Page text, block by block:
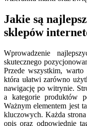
Jakie są
sklepów
Wprowadzenie
skutecznego
Przede wszystkim, warto
która ułatwi zarówno
nawigację po witrynie.
a kategorie produktów
Ważnym elementem jest
kluczowych. Każda
opis oraz odpowiednie